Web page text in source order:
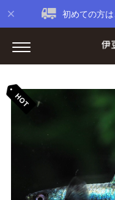
初めての方は